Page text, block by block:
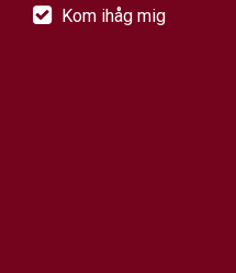
Kom ihåg mig